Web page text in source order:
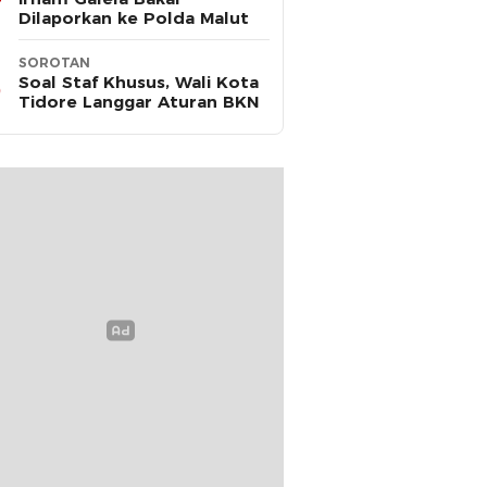
Dilaporkan ke Polda Malut
SOROTAN
Soal Staf Khusus, Wali Kota
Tidore Langgar Aturan BKN